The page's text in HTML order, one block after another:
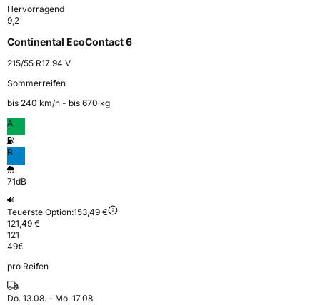
Hervorragend
9,2
Continental EcoContact 6
215/55 R17 94 V
Sommerreifen
bis 240 km⁠/⁠h - bis 670 kg
A
B
71dB
Teuerste Option:153,49 €
121,49 €
121
49€
pro Reifen
Do. 13.08. - Mo. 17.08.